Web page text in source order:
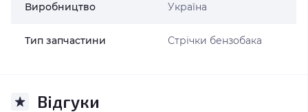
Виробництво Україна
Тип запчастини Стрічки бензобака
Відгуки